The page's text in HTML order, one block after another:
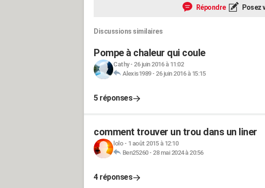
Répondre Posez
Discussions similaires
Pompe à chaleur qui coule
Cathy- 26 juin 2016 à 11:02
Alexis1989- 26 juin 2016 à 15:15
5 réponses
comment trouver un trou dans un liner
lolo- 1 août 2015 à 12:10
Ben25260- 28 mai 2024 à 20:56
4 réponses